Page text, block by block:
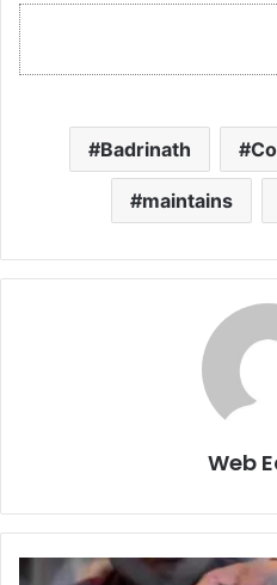
Badrinath
maintains
Web